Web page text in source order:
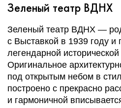
Зеленый театр ВДНХ
Зеленый театр ВДНХ —
с Выставкой в 1939 году и
легендарной
Оригинальное
под открытым небом в
построено с прекрасно
и гармоничной